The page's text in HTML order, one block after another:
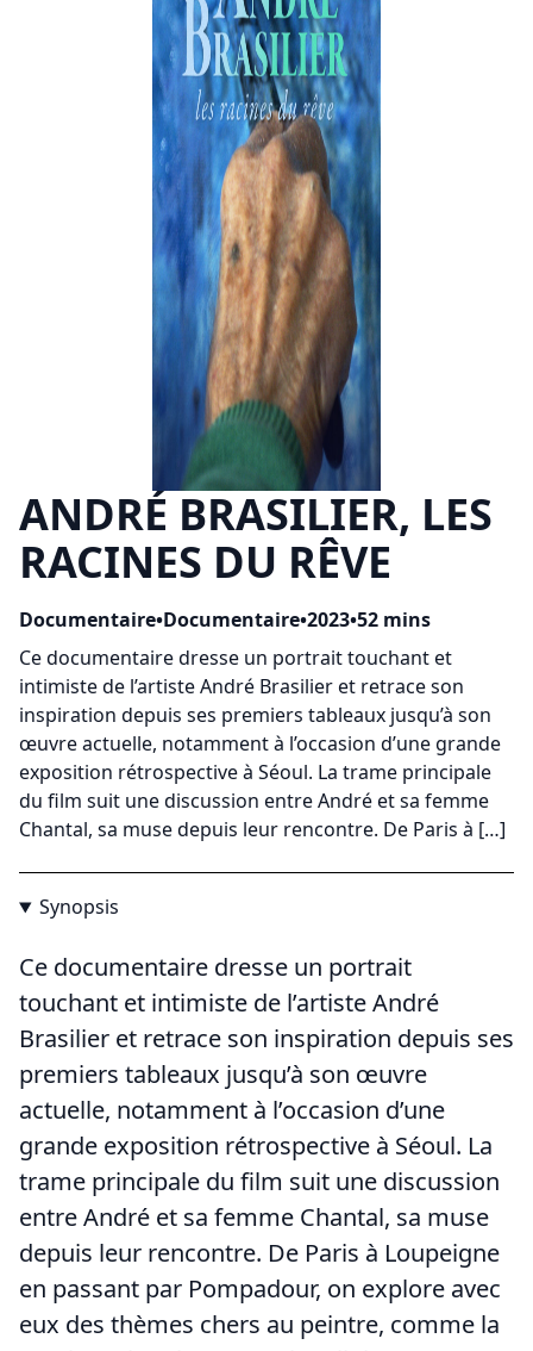
ANDRÉ BRASILIER, LES
RACINES DU RÊVE
Documentaire•Documentaire•2023•52 mins
Ce documentaire dresse un portrait touchant et
intimiste de l’artiste André Brasilier et retrace son
inspiration depuis ses premiers tableaux jusqu’à son
œuvre actuelle, notamment à l’occasion d’une grande
exposition rétrospective à Séoul. La trame principale
du film suit une discussion entre André et sa femme
Chantal, sa muse depuis leur rencontre. De Paris à […]
Synopsis
Ce documentaire dresse un portrait
touchant et intimiste de l’artiste André
Brasilier et retrace son inspiration depuis ses
premiers tableaux jusqu’à son œuvre
actuelle, notamment à l’occasion d’une
grande exposition rétrospective à Séoul. La
trame principale du film suit une discussion
entre André et sa femme Chantal, sa muse
depuis leur rencontre. De Paris à Loupeigne
en passant par Pompadour, on explore avec
eux des thèmes chers au peintre, comme la